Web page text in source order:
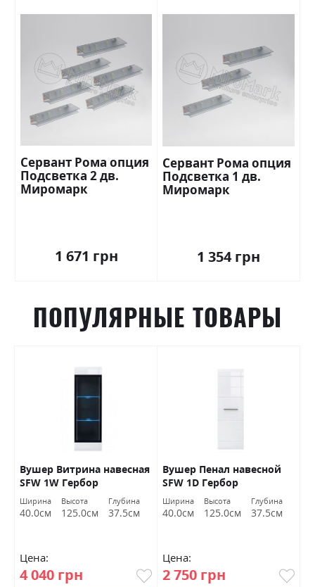
Сервант Рома опция
Подсветка 2 дв.
Миромарк
1 671 грн
Сервант Рома опция
Подсветка 1 дв.
Миромарк
1 354 грн
ПОПУЛЯРНЫЕ ТОВАРЫ
Вушер Витрина навесная
SFW 1W Гербор
Ширина
40.0см
Высота
125.0см
Глубина
37.5см
Цена:
4 040 грн
Вушер Пенал навесной
SFW 1D Гербор
Ширина
40.0см
Высота
125.0см
Глубина
37.5см
Цена:
2 750 грн